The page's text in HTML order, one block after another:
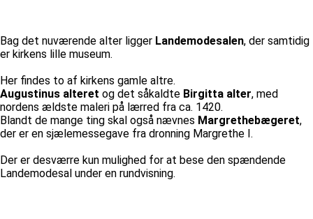
Bag det nuværende alter ligger Landemodesalen, der samtidig
er kirkens lille museum.
Her findes to af kirkens gamle altre.
Augustinus alteret og det såkaldte Birgitta alter, med
nordens ældste maleri på lærred fra ca. 1420.
Blandt de mange ting skal også nævnes Margrethebægeret,
der er en sjælemessegave fra dronning Margrethe I.
Der er desværre kun mulighed for at bese den spændende
Landemodesal under en rundvisning.